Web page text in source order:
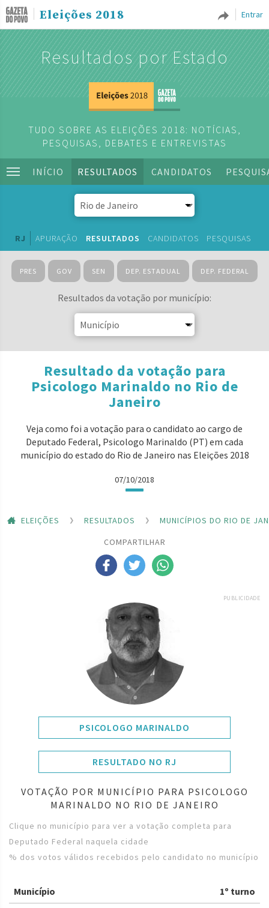
Entrar
Eleições 2018
Resultados por Estado
TUDO SOBRE AS ELEIÇÕES 2018: NOTÍCIAS,
PESQUISAS, DEBATES E ENTREVISTAS
INÍCIO RESULTADOS CANDIDATOS
RJ APURAÇÃO RESULTADOS CANDIDATOS PESQUISAS
PRES GOV SEN DEP. ESTADUAL DEP. FEDERAL
Resultados da votação por município:
Resultado da votação para
Psicologo Marinaldo no Rio de
Janeiro
Veja como foi a votação para o candidato ao cargo de
Deputado Federal, Psicologo Marinaldo (PT) em cada
município do estado do Rio de Janeiro nas Eleições 2018
07/10/2018
ELEIÇÕES RESULTADOS
MUNICÍPIOS DO RIO DE
COMPARTILHAR
PUBLICIDADE
PSICOLOGO MARINALDO
RESULTADO NO RJ
VOTAÇÃO POR MUNICÍPIO PARA PSICOLOGO
MARINALDO NO RIO DE JANEIRO
Clique no município para ver a votação completa para
Deputado Federal naquela cidade
% dos votos válidos recebidos pelo candidato no município
Município 1º turno